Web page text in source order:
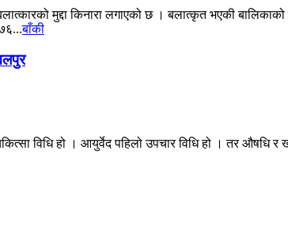
मुद्दा किनारा लगाएको छ । बलात्कृत भएकी बालिकाको
बाँकी
विधि हो । आयुर्वेद पहिलो उपचार विधि हो । तर